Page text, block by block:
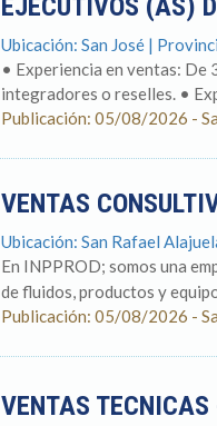
EJECUTIVOS (AS)
Ubicación: San José |
• Experiencia en ventas: De
integradores o reselles. •
Publicación: 05/08/2026 -
VENTAS
Ubicación: San Rafael
En INPPROD; somos una
de fluidos, productos y
Publicación: 05/08/2026 -
VENTAS TECNICAS